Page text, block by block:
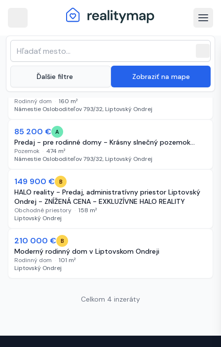
Ďalšie filtre Zobraziť na mape
Liptovský Ondrej · Najnovšie
nehnuteľnosti na predaj
(4 inzeráty)
Zoradenie zoznamu
147 000 €
Šikovný domček na Liptove v tichej lokalite s potôči…
Rodinný dom · 160 m²
Námestie Osloboditeľov 793/32, Liptovský Ondrej
59 dní
85 200 € A
Predaj - pre rodinné domy - Krásny slnečný pozemok…
Pozemok · 474 m²
Námestie Osloboditeľov 793/32, Liptovský Ondrej
515 dní
-37 000 €
149 900 € B
HALO reality - Predaj, administratívny priestor Liptovský
Ondrej - ZNÍŽENÁ CENA - EXKLUZÍVNE HALO REALITY
Obchodné priestory · 158 m²
Liptovský Ondrej
928 dní
210 000 € B
Moderný rodinný dom v Liptovskom Ondreji
Rodinný dom · 101 m²
Liptovský Ondrej
Celkom 4 inzeráty